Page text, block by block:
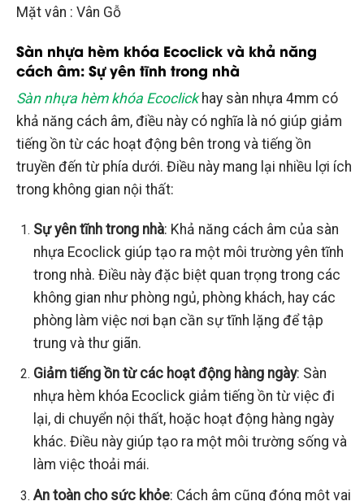
Mặt vân : Vân Gỗ
Sàn nhựa hèm khóa Ecoclick và khả năng
cách âm: Sự yên tĩnh trong nhà
Sàn nhựa hèm khóa Ecoclickhay sàn nhựa 4mm có
khả năng cách âm, điều này có nghĩa là nó giúp giảm
tiếng ồn từ các hoạt động bên trong và tiếng ồn
truyền đến từ phía dưới. Điều này mang lại nhiều lợi ích
trong không gian nội thất:
Sự yên tĩnh trong nhà: Khả năng cách âm của sàn
nhựa Ecoclick giúp tạo ra một môi trường yên tĩnh
trong nhà. Điều này đặc biệt quan trọng trong các
không gian như phòng ngủ, phòng khách, hay các
phòng làm việc nơi bạn cần sự tĩnh lặng để tập
trung và thư giãn.
Giảm tiếng ồn từ các hoạt động hàng ngày: Sàn
nhựa hèm khóa Ecoclick giảm tiếng ồn từ việc đi
lại, di chuyển nội thất, hoặc hoạt động hàng ngày
khác. Điều này giúp tạo ra một môi trường sống và
làm việc thoải mái.
An toàn cho sức khỏe: Cách âm cũng đóng một vai